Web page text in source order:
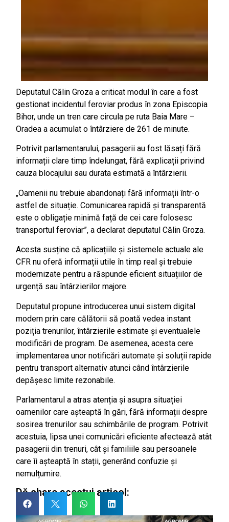
Deputatul Călin Groza a criticat modul în care a fost
gestionat incidentul feroviar produs în zona Episcopia
Bihor, unde un tren care circula pe ruta Baia Mare –
Oradea a acumulat o întârziere de 261 de minute.
Potrivit parlamentarului, pasagerii au fost lăsați fără
informații clare timp îndelungat, fără explicații privind
cauza blocajului sau durata estimată a întârzierii.
„Oamenii nu trebuie abandonați fără informații într-o
astfel de situație. Comunicarea rapidă și transparentă
este o obligație minimă față de cei care folosesc
transportul feroviar”, a declarat deputatul Călin Groza.
Acesta susține că aplicațiile și sistemele actuale ale
CFR nu oferă informații utile în timp real și trebuie
modernizate pentru a răspunde eficient situațiilor de
urgență sau întârzierilor majore.
Deputatul propune introducerea unui sistem digital
modern prin care călătorii să poată vedea instant
poziția trenurilor, întârzierile estimate și eventualele
modificări de program. De asemenea, acesta cere
implementarea unor notificări automate și soluții rapide
pentru transport alternativ atunci când întârzierile
depășesc limite rezonabile.
Parlamentarul a atras atenția și asupra situației
oamenilor care așteaptă în gări, fără informații despre
sosirea trenurilor sau schimbările de program. Potrivit
acestuia, lipsa unei comunicări eficiente afectează atât
pasagerii din trenuri, cât și familiile sau persoanele
care îi așteaptă în stații, generând confuzie și
nemulțumire.
Dă share acestui articol: